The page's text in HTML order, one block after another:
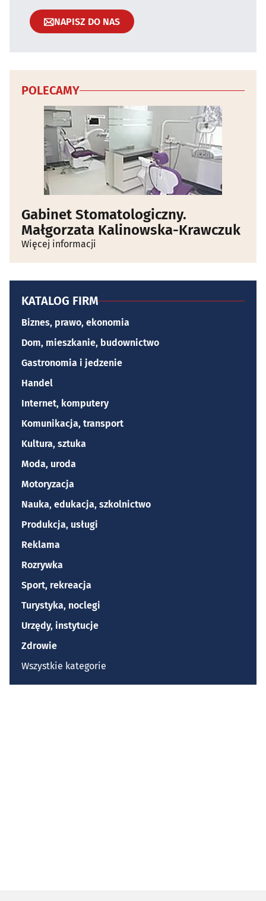
NAPISZ DO NAS
POLECAMY
Gabinet Stomatologiczny.
Małgorzata Kalinowska-Krawczuk
Więcej informacji
KATALOG FIRM
Biznes, prawo, ekonomia
Dom, mieszkanie, budownictwo
Gastronomia i jedzenie
Handel
Internet, komputery
Komunikacja, transport
Kultura, sztuka
Moda, uroda
Motoryzacja
Nauka, edukacja, szkolnictwo
Produkcja, usługi
Reklama
Rozrywka
Sport, rekreacja
Turystyka, noclegi
Urzędy, instytucje
Zdrowie
Wszystkie kategorie